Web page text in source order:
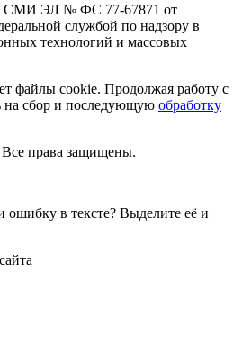
СМИ ЭЛ № ФС 77-67871 от
службой по надзору в
технологий и массовых
файлы cookie. Продолжая работу с
на сбор и последующую обработку
права защищены.
в тексте? Выделите её и